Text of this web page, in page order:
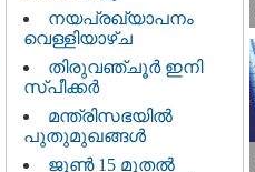
നയപ്രഖ്യാപനം
വെള്ളിയാഴ്ച
തിരുവഞ്ചൂർ ഇനി
സ്പീക്കർ
മന്ത്രിസഭയിൽ
പുതുമുഖങ്ങൾ
ജൂൺ 15 മുതൽ